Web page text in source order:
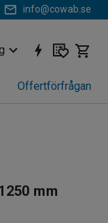
info@cowab.se
Offertförfrågan
mm